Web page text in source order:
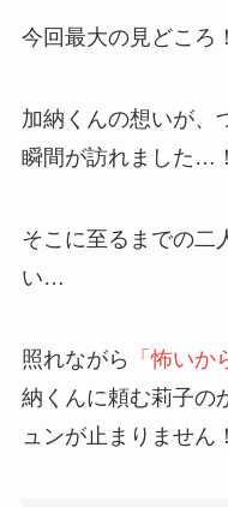
今回最大の見どころ！
加納くんの想いが、
瞬間が訪れました…！
そこに至るまでの二
い…
照れながら 「怖いか
納くんに頼む莉子の
ュンが止まりません！